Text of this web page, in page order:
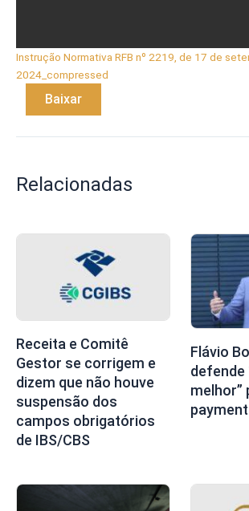
Instrução Normativa RFB nº 2219, de 17 de
2024_compressed
Baixar
Relacionadas
Receita e Comitê
Gestor se corrigem e
dizem que não houve
suspensão dos
campos obrigatórios
de IBS/CBS
Flávio
defende
melhor”
payment